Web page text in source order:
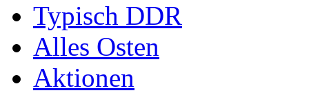
Typisch DDR
Alles Osten
Aktionen